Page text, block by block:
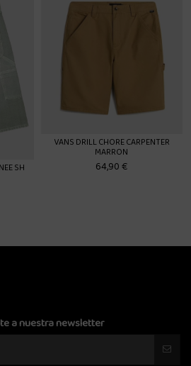
SH
VANS DRILL CHORE CARPENTER
MARRON
64,90 €
a nuestra newsletter